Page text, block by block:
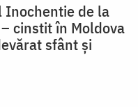
Inochentie de la
cinstit în Moldova
sfânt și